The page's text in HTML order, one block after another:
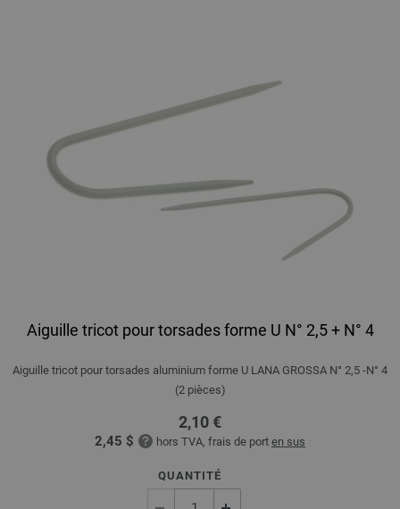
Aiguille tricot pour torsades forme U N° 2,5 + N° 4
Aiguille tricot pour torsades aluminium forme U LANA GROSSA N° 2,5 -N° 4
(2 pièces)
2,10 €
2,45 $ hors TVA, frais de port en sus
QUANTITÉ